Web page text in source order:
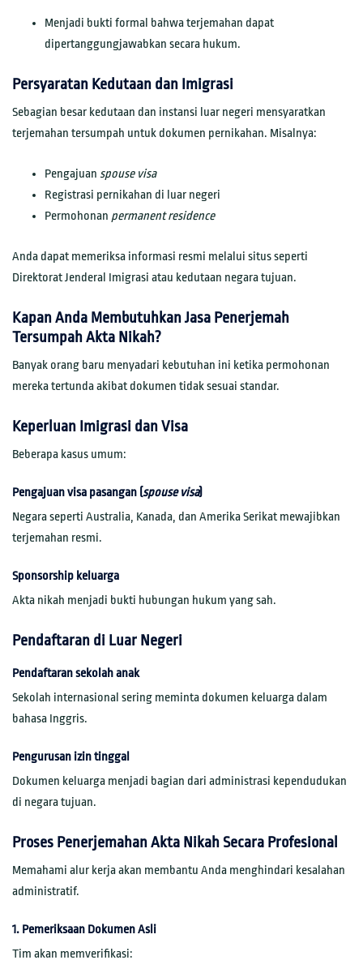
Menjadi bukti formal bahwa terjemahan dapat
dipertanggungjawabkan secara hukum.
Persyaratan Kedutaan dan Imigrasi
Sebagian besar kedutaan dan instansi luar negeri mensyaratkan
terjemahan tersumpah untuk dokumen pernikahan. Misalnya:
Pengajuan spouse visa
Registrasi pernikahan di luar negeri
Permohonan permanent residence
Anda dapat memeriksa informasi resmi melalui situs seperti
Direktorat Jenderal Imigrasi atau kedutaan negara tujuan.
Kapan Anda Membutuhkan Jasa Penerjemah
Tersumpah Akta Nikah?
Banyak orang baru menyadari kebutuhan ini ketika permohonan
mereka tertunda akibat dokumen tidak sesuai standar.
Keperluan Imigrasi dan Visa
Beberapa kasus umum:
Pengajuan visa pasangan (spouse visa)
Negara seperti Australia, Kanada, dan Amerika Serikat mewajibkan
terjemahan resmi.
Sponsorship keluarga
Akta nikah menjadi bukti hubungan hukum yang sah.
Pendaftaran di Luar Negeri
Pendaftaran sekolah anak
Sekolah internasional sering meminta dokumen keluarga dalam
bahasa Inggris.
Pengurusan izin tinggal
Dokumen keluarga menjadi bagian dari administrasi kependudukan
di negara tujuan.
Proses Penerjemahan Akta Nikah Secara Profesional
Memahami alur kerja akan membantu Anda menghindari kesalahan
administratif.
1. Pemeriksaan Dokumen Asli
Tim akan memverifikasi: